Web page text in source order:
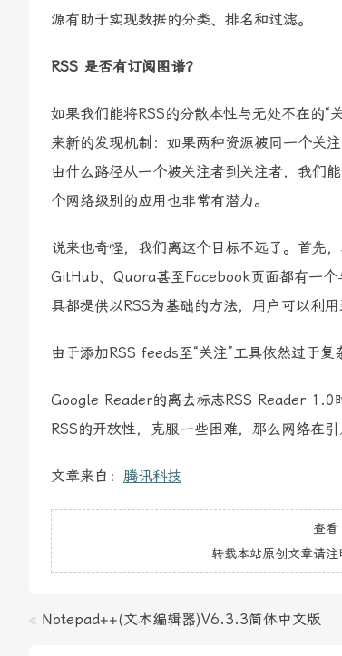
源有助于实现数据的分类、排名和过滤。
RSS 是否有订阅图谱？
如果我们能将RSS的分散本性与无处不在的
来新的发现机制：如果两种资源被同一个关
由什么路径从一个被关注者到关注者，我们
个网络级别的应用也非常有潜力。
说来也奇怪，我们离这个目标不远了。首先
GitHub、Quora甚至Facebook页面都有一个
具都提供以RSS为基础的方法，用户可以利
由于添加RSS feeds至“关注”工具依然过于
Google Reader的离去标志RSS Reader 1.0
RSS的开放性，克服一些困难，那么网络在
文章来自： 腾讯科技
查看
转载本站原创文章请注
« Notepad++(文本编辑器)V6.3.3简体中文版